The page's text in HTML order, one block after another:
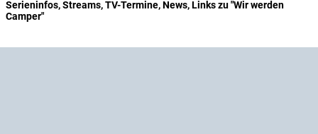
Serieninfos, Streams, TV-Termine, News, Links zu "Wir werden
Camper"